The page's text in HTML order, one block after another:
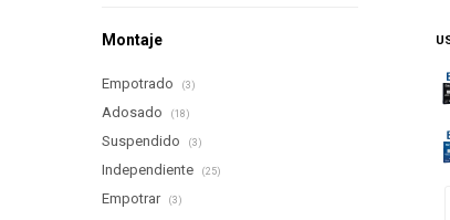
Montaje
Empotrado (3)
Adosado (18)
Suspendido (3)
Independiente (25)
Empotrar (3)